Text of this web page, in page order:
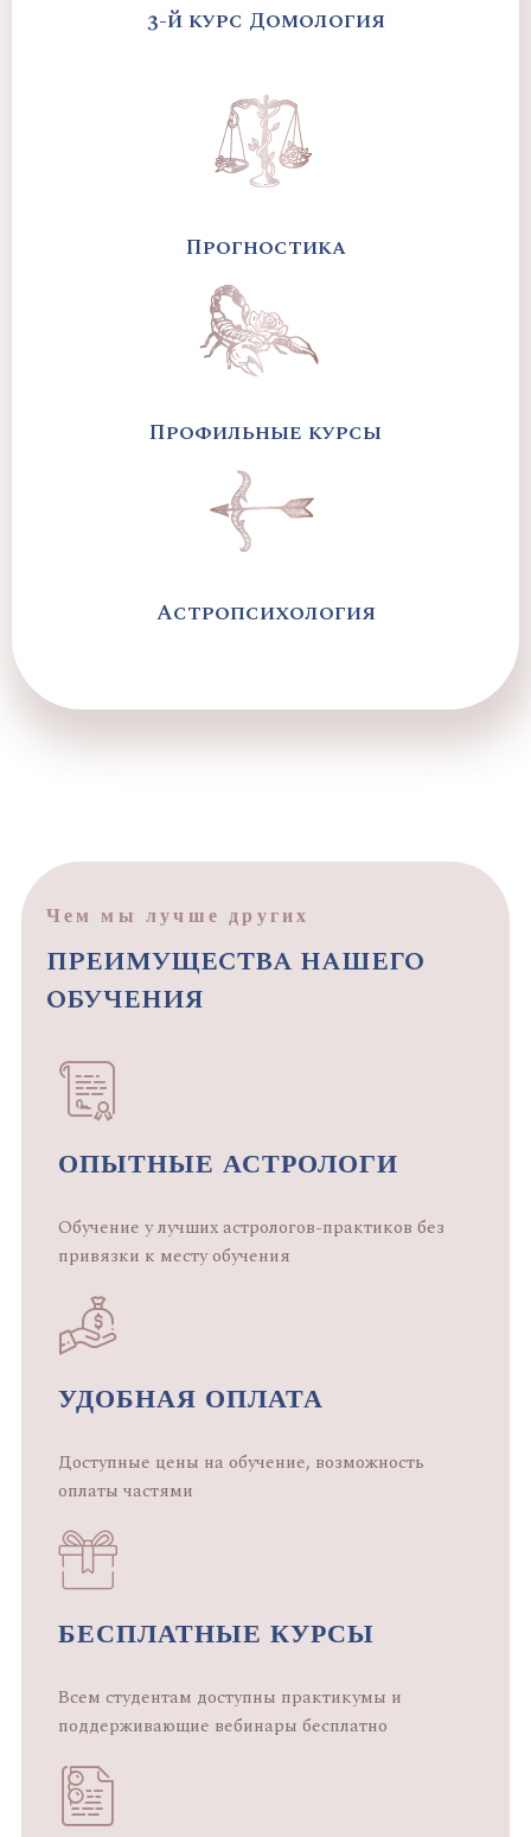
3-й курс Домология
Прогностика
Профильные курсы
Астропсихология
Чем мы лучше других
преимущества нашего
обучения
ОПЫТНЫЕ АСТРОЛОГИ
Обучение у лучших астрологов-практиков без
привязки к месту обучения
УДОБНАЯ ОПЛАТА
Доступные цены на обучение, возможность
оплаты частями
БЕСПЛАТНЫЕ КУРСЫ
Всем студентам доступны практикумы и
поддерживающие вебинары бесплатно